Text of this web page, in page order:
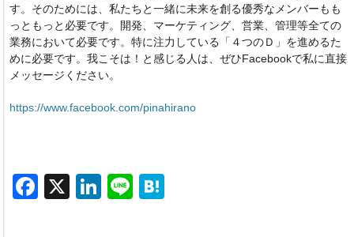
す。そのためには、私たちと一緒に未来を創る優秀なメンバーもも
っともっと必要です。開発、マーケティング、営業、管理等全ての
業務において必要です。特に注力している「４つのＤ」を進めるた
めに必要です。我こそは！と感じる人は、ぜひFacebookで私に直接
メッセージください。
https://www.facebook.com/pinahirano
F
X
Li
Li